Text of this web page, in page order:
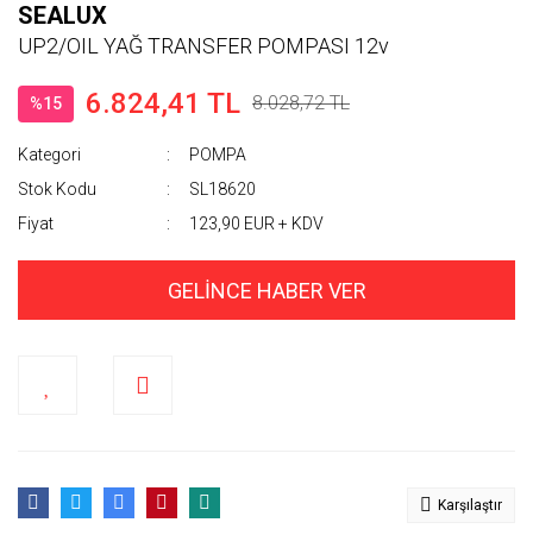
SEALUX
UP2/OIL YAĞ TRANSFER POMPASI 12v
%15 6.824,41 TL 8.028,72 TL
Kategori
POMPA
Stok Kodu
SL18620
Fiyat
123,90 EUR + KDV
GELİNCE HABER VER
Karşılaştır